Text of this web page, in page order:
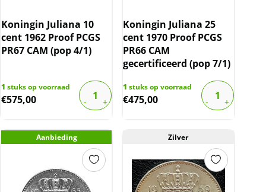
Koningin Juliana 10
cent 1962 Proof PCGS
PR67 CAM (pop 4/1)
1 stuks op voorraad
€575,00
Koningin Juliana 25
cent 1970 Proof PCGS
PR66 CAM
gecertificeerd (pop 7/1)
1 stuks op voorraad
€475,00
Aanbieding Zilver